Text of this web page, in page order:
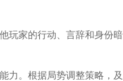
玩家的行动、言辞和身份
力。根据局势调整策略，